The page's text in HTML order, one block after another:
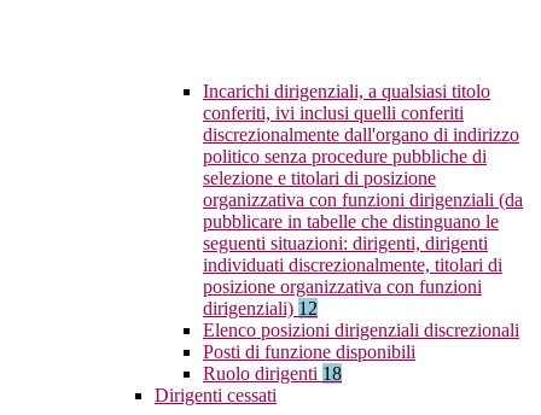
Incarichi dirigenziali, a qualsiasi titolo
conferiti, ivi inclusi quelli conferiti
discrezionalmente dall'organo di indirizzo
politico senza procedure pubbliche di
selezione e titolari di posizione
organizzativa con funzioni dirigenziali (da
pubblicare in tabelle che distinguano le
seguenti situazioni: dirigenti, dirigenti
individuati discrezionalmente, titolari di
posizione organizzativa con funzioni
dirigenziali) 12
Elenco posizioni dirigenziali discrezionali
Posti di funzione disponibili
Ruolo dirigenti 18
Dirigenti cessati